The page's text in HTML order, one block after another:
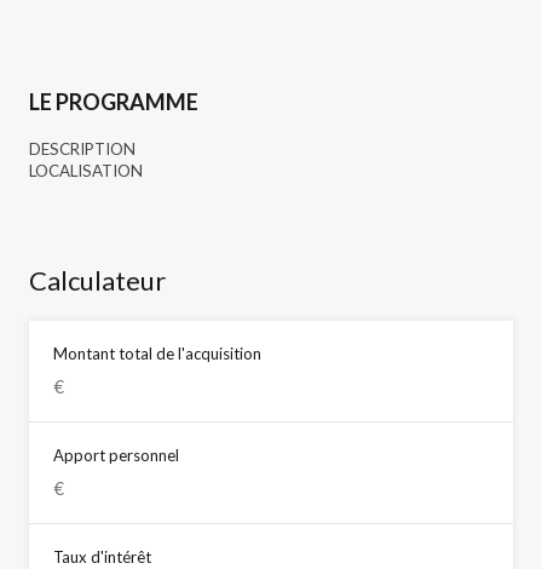
LE PROGRAMME
DESCRIPTION
LOCALISATION
Calculateur
Montant total de l'acquisition
Apport personnel
Taux d'intérêt